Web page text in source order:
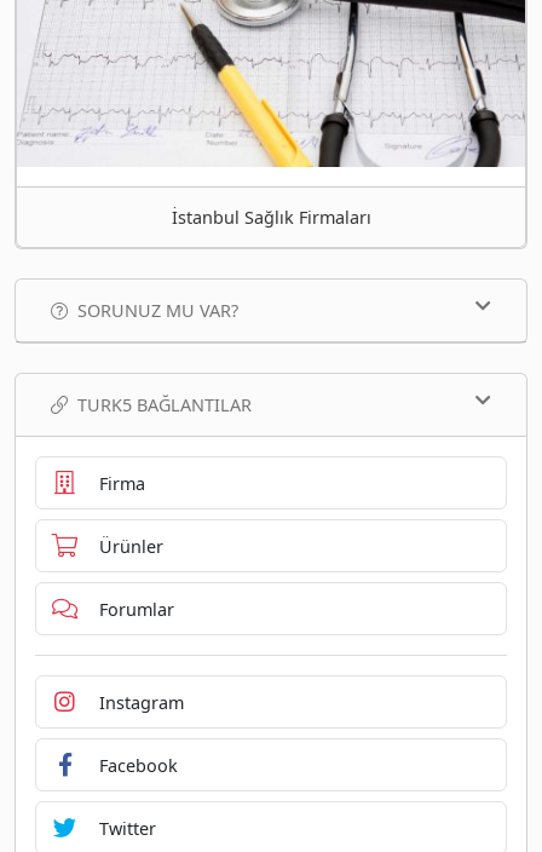
İstanbul Sağlık Firmaları
SORUNUZ MU VAR?
TURK5 BAĞLANTILAR
Firma
Ürünler
Forumlar
Instagram
Facebook
Twitter